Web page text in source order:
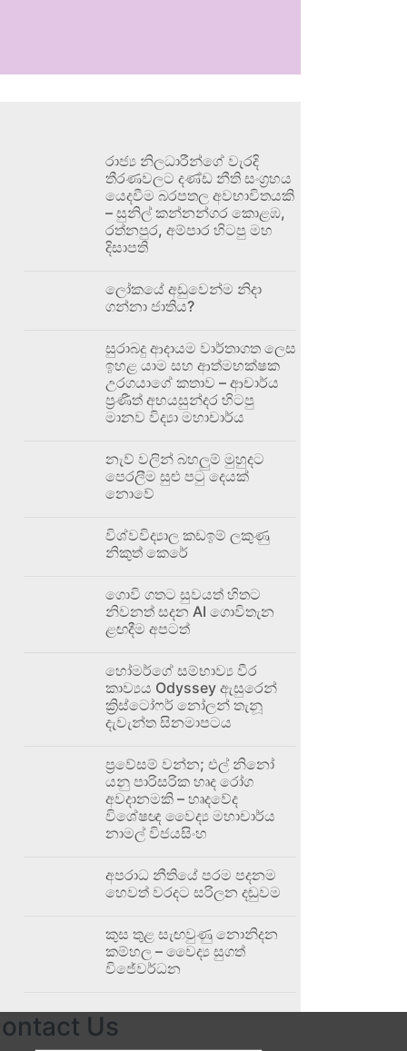
රාජ්‍ය නිලධාරීන්ගේ වැරදි
තීරණවලට දණ්ඩ නීති සංග්‍රහය
යෙදවීම බරපතල අවභාවිතයකි
– සුනිල් කන්නන්ගර කොළඹ,
රත්නපුර, අම්පාර හිටපු මහ
දිසාපති
ලෝකයේ අඩුවෙන්ම නිදා
ගන්නා ජාතිය?
සුරාබදු ආදායම වාර්තාගත ලෙස
ඉහළ යාම සහ ආත්මභක්ෂක
උරගයාගේ කතාව – ආචාර්ය
ප්‍රණීත් අභයසුන්දර හිටපු
මානව විද්‍යා මහාචාර්ය
නැව් වලින් බහලුම් මුහුදට
පෙරලීම සුළු පටු දෙයක්
නොවේ
විශ්වවිද්‍යාල කඩඉම් ලකුණු
නිකුත් කෙරේ
ගොවි ගතට සුවයත් හිතට
නිවනත් සදන AI ගොවිතැන
ළඟදීම අපටත්
හෝමර්ගේ සම්භාව්‍ය වීර
කාව්‍යය Odyssey ඇසුරෙන්
ක්‍රිස්ටෝෆර් නෝලන් තැනූ
දැවැන්ත සිනමාපටය
ප්‍රවේසම් වන්න; එල් නිනෝ
යනු පාරිසරික හෘද රෝග
අවදානමකි – හෘදවේද
විශේෂඥ වෛද්‍ය මහාචාර්ය
නාමල් විජයසිංහ
අපරාධ නීතියේ පරම පදනම
හෙවත් වරදට සරිලන දඬුවම
කුස තුළ සැඟවුණු නොනිදන
කම්හල – වෛද්‍ය සුගත්
විජේවර්ධන
Us